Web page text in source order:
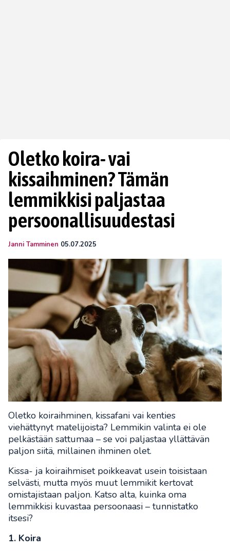
Oletko koira- vai
kissaihminen? Tämän
lemmikkisi paljastaa
persoonallisuudestasi
Janni Tamminen 05.07.2025
Oletko koiraihminen, kissafani vai kenties
viehättynyt matelijoista? Lemmikin valinta ei ole
pelkästään sattumaa – se voi paljastaa yllättävän
paljon siitä, millainen ihminen olet.
Kissa- ja koiraihmiset poikkeavat usein toisistaan
selvästi, mutta myös muut lemmikit kertovat
omistajistaan paljon. Katso alta, kuinka oma
lemmikkisi kuvastaa persoonaasi – tunnistatko
itsesi?
1. Koira